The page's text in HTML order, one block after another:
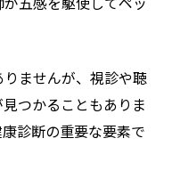
ませんが、視診や聴
つかることもありま
診断の重要な要素で